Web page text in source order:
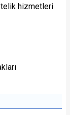
hizmetleri